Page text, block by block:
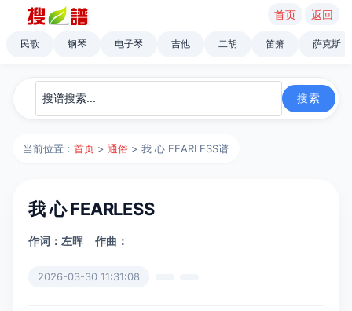
首页 返回
民歌 钢琴 电子琴 吉他 二胡 笛箫 萨克斯
当前位置：首页 >通俗 > 我 心 FEARLESS谱
我 心 FEARLESS
作词：左晖 作曲：
2026-03-30 11:31:08